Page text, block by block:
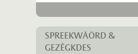
SPREEKWÄÖRD &
GEZÈGKDES